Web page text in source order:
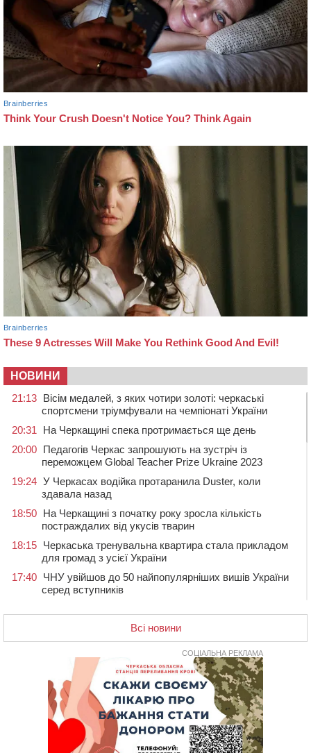
НОВИНИ
21:13 Вісім медалей, з яких чотири золоті: черкаські
спортсмени тріумфували на чемпіонаті України
20:31
На Черкащині спека протримається ще день
20:00 Педагогів Черкас запрошують на зустріч із
переможцем Global Teacher Prize Ukraine 2023
19:24 У Черкасах водійка протаранила Duster, коли
здавала назад
18:50 На Черкащині з початку року зросла кількість
постраждалих від укусів тварин
18:15 Черкаська тренувальна квартира стала прикладом
для громад з усієї України
17:40 ЧНУ увійшов до 50 найпопулярніших вишів України
серед вступників
контейнерний майданчик
16:32
Без розтину грудної клітки: у Черкасах 75-річній
пацієнтці замінили аортальний клапан
У Черкаському онкоцентрі встановили сонячну
електростанцію за понад пів мільйона гривень
У Київській області прощаються з полеглим на
фронті жителем Монастирищини
У Черкасах містяни через нову скляну зупинку і
Всі новини
СОЦІАЛЬНА РЕКЛАМА